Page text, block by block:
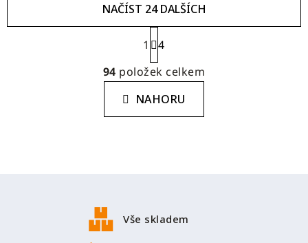
O
v
l
á
d
v
k
NAČÍST 24 DALŠÍCH
S
t
r
á
n
k
1
4
94 položek celkem
NAHORU
Vše skladem